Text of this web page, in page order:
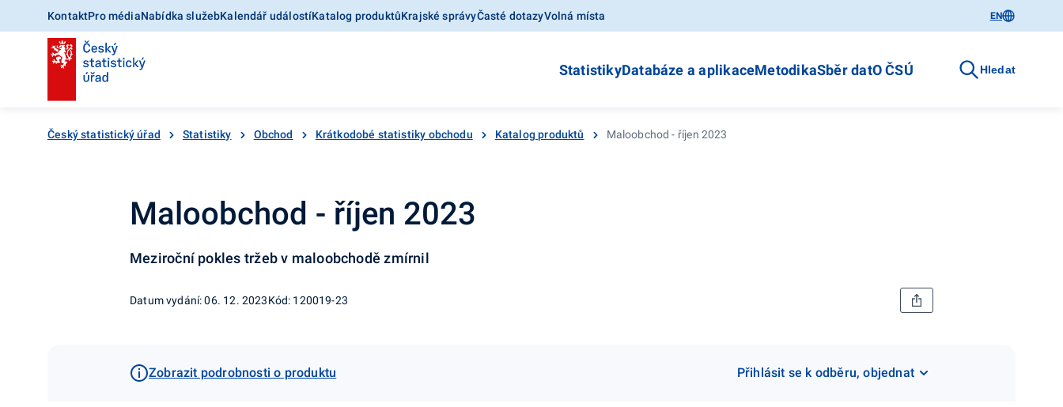
KontaktPro médiaNabídka služebKalendář událostíKatalog produktůKrajské správyČasté dotazyVolná místa EN
StatistikyDatabáze a aplikaceMetodikaSběr datO ČSÚ Hledat
Český statistický úřad Statistiky Obchod Krátkodobé statistiky obchodu Katalog produktů Maloobchod - říjen 2023
Maloobchod - říjen 2023
Meziroční pokles tržeb v maloobchodě zmírnil
Datum vydání: 06. 12. 2023Kód: 120019-23
Zobrazit podrobnosti o produktu Přihlásit se k odběru, objednat